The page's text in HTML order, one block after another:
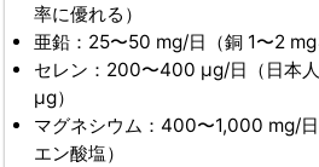
率に優れる）
亜鉛：25〜50 mg/日（銅 1〜2 mg
セレン：200〜400 µg/日（日本
µg）
マグネシウム：400〜1,000 mg/
エン酸塩）